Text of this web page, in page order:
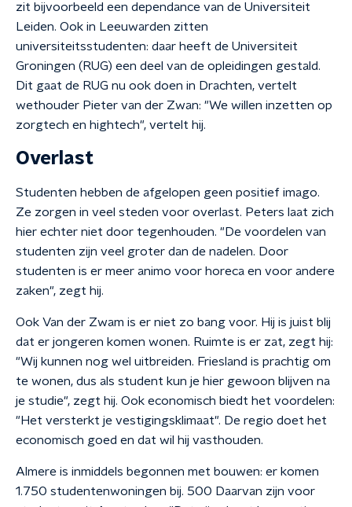
zit bijvoorbeeld een dependance van de Universiteit
Leiden. Ook in Leeuwarden zitten
universiteitsstudenten: daar heeft de Universiteit
Groningen (RUG) een deel van de opleidingen gestald.
Dit gaat de RUG nu ook doen in Drachten, vertelt
wethouder Pieter van der Zwan: "We willen inzetten op
zorgtech en hightech", vertelt hij.
Overlast
Studenten hebben de afgelopen geen positief imago.
Ze zorgen in veel steden voor overlast. Peters laat zich
hier echter niet door tegenhouden. "De voordelen van
studenten zijn veel groter dan de nadelen. Door
studenten is er meer animo voor horeca en voor andere
zaken", zegt hij.
Ook Van der Zwam is er niet zo bang voor. Hij is juist blij
dat er jongeren komen wonen. Ruimte is er zat, zegt hij:
"Wij kunnen nog wel uitbreiden. Friesland is prachtig om
te wonen, dus als student kun je hier gewoon blijven na
je studie", zegt hij. Ook economisch biedt het voordelen:
"Het versterkt je vestigingsklimaat". De regio doet het
economisch goed en dat wil hij vasthouden.
Almere is inmiddels begonnen met bouwen: er komen
1.750 studentenwoningen bij. 500 Daarvan zijn voor